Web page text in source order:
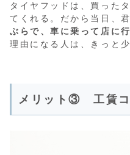
タイヤフッドは、買った
てくれる。だから当日、
ぶらで、車に乗って店に
理由になる人は、きっと
メリット③ 工賃コ